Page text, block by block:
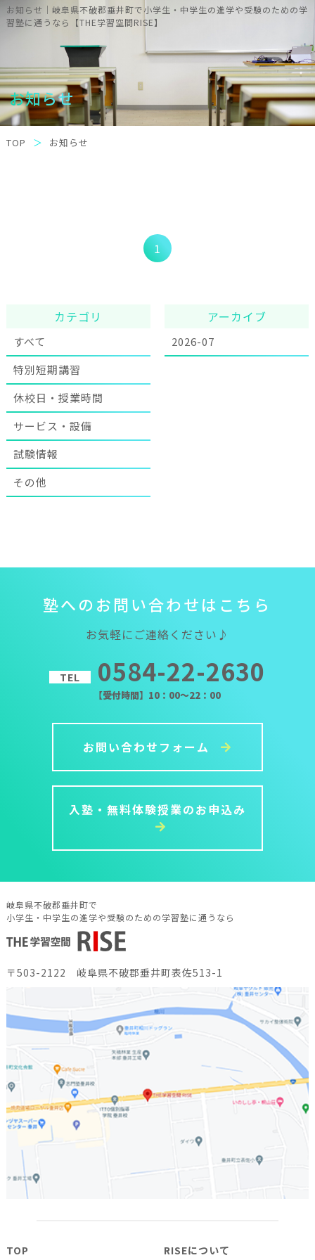
お知らせ｜岐阜県不破郡垂井町で小学生・中学生の進学や受験のための学
習塾に通うなら【THE学習空間RISE】
お知らせ
TOP お知らせ
1
カテゴリ
すべて
特別短期講習
休校日・授業時間
サービス・設備
試験情報
その他
アーカイブ
2026-07
塾への お問い合わせは こ ち ら
お気軽にご連絡ください♪
TEL 0584-22-2630
【受付時間】10：00～22：00
お問い合わせフォーム
入塾・無料体験授業のお申込み
岐阜県不破郡垂井町で
小学生・中学生の進学や受験のための学習塾に通うなら
〒503-2122 岐阜県不破郡垂井町表佐513-1
TOP RISEについて